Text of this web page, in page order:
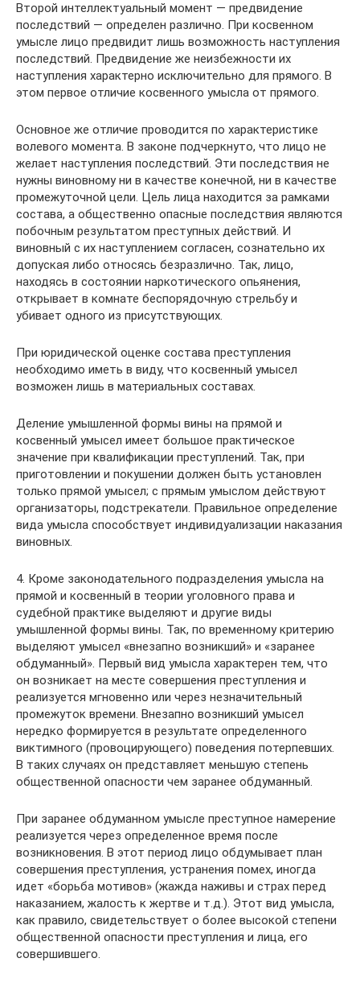
Второй интеллектуальный момент — предвидение
последствий — определен различно. При косвенном
умысле лицо предвидит лишь возможность наступления
последствий. Предвидение же неизбежности их
наступления характерно исключительно для прямого. В
этом первое отличие косвенного умысла от прямого.
Основное же отличие проводится по характеристике
волевого момента. В законе подчеркнуто, что лицо не
желает наступления последствий. Эти последствия не
нужны виновному ни в качестве конечной, ни в качестве
промежуточной цели. Цель лица находится за рамками
состава, а общественно опасные последствия являются
побочным результатом преступных действий. И
виновный с их наступлением согласен, сознательно их
допуская либо относясь безразлично. Так, лицо,
находясь в состоянии наркотического опьянения,
открывает в комнате беспорядочную стрельбу и
убивает одного из присутствующих.
При юридической оценке состава преступления
необходимо иметь в виду, что косвенный умысел
возможен лишь в материальных составах.
Деление умышленной формы вины на прямой и
косвенный умысел имеет большое практическое
значение при квалификации преступлений. Так, при
приготовлении и покушении должен быть установлен
только прямой умысел; с прямым умыслом действуют
организаторы, подстрекатели. Правильное определение
вида умысла способствует индивидуализации наказания
виновных.
4. Кроме законодательного подразделения умысла на
прямой и косвенный в теории уголовного права и
судебной практике выделяют и другие виды
умышленной формы вины. Так, по временному критерию
выделяют умысел «внезапно возникший» и «заранее
обдуманный». Первый вид умысла характерен тем, что
он возникает на месте совершения преступления и
реализуется мгновенно или через незначительный
промежуток времени. Внезапно возникший умысел
нередко формируется в результате определенного
виктимного (провоцирующего) поведения потерпевших.
В таких случаях он представляет меньшую степень
общественной опасности чем заранее обдуманный.
При заранее обдуманном умысле преступное намерение
реализуется через определенное время после
возникновения. В этот период лицо обдумывает план
совершения преступления, устранения помех, иногда
идет «борьба мотивов» (жажда наживы и страх перед
наказанием, жалость к жертве и т.д.). Этот вид умысла,
как правило, свидетельствует о более высокой степени
общественной опасности преступления и лица, его
совершившего.